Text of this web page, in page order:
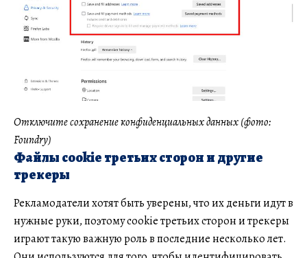
Отключите сохранение конфиденциальных данных (фото:
Foundry)
Файлы cookie третьих сторон и другие
трекеры
Рекламодатели хотят быть уверены, что их деньги идут в
нужные руки, поэтому cookie третьих сторон и трекеры
играют такую важную роль в последние несколько лет.